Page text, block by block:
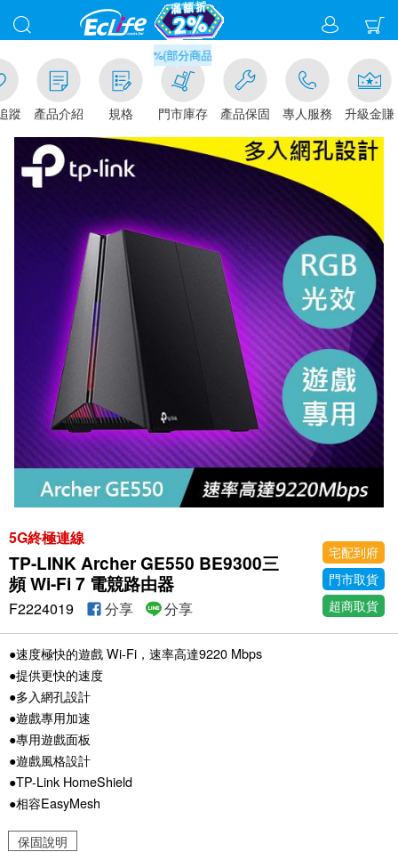
蹤 產品介紹 規格
滿千元門市取貨現折1%(部分商品不適用)-請點我看
門市庫存 產品保固 專人服務 升級金賺
5G終極連線
TP-LINK Archer GE550 BE9300三
頻 Wi-Fi 7 電競路由器
宅配到府
門市取貨
超商取貨
F2224019 分享 分享
●速度極快的遊戲 Wi-Fi，速率高達9220 Mbps
●提供更快的速度
●多入網孔設計
●遊戲專用加速
●專用遊戲面板
●遊戲風格設計
●TP-Link HomeShield
●相容EasyMesh
保固說明